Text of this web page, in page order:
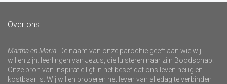
Over ons
Martha en Maria . De naam van onze parochie geeft aan wie wij
willen zijn: leerlingen van Jezus, die luisteren naar zijn Boodschap.
Onze bron van inspiratie ligt in het besef dat ons leven heilig en
kostbaar is. Wij willen proberen het leven van alledag te verbinden